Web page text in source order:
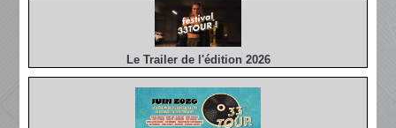
Le Trailer de l'édition 2026